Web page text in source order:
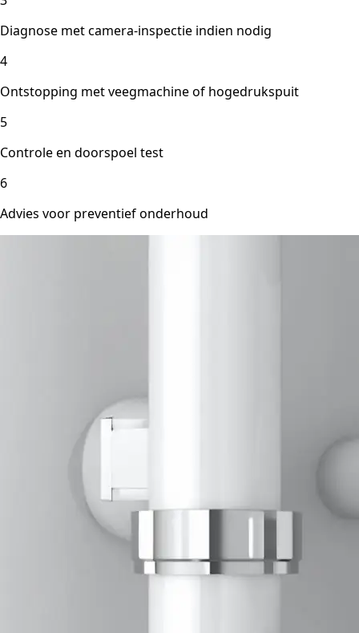
Diagnose met camera-inspectie indien nodig
4
Ontstopping met veegmachine of hogedrukspuit
5
Controle en doorspoel test
6
Advies voor preventief onderhoud